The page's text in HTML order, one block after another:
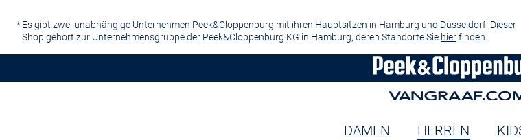
Es gibt zwei unabhängige Unternehmen Peek&Cloppenburg mit ihren Hauptsitzen in Hamburg und Düsseldorf. Dieser
Shop gehört zur Unternehmensgruppe der Peek&Cloppenburg KG in Hamburg, deren Standorte Sie hierfinden.
DAMEN HERREN